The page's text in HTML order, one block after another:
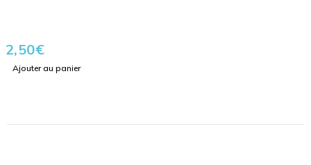
2,50€
Ajouter au panier